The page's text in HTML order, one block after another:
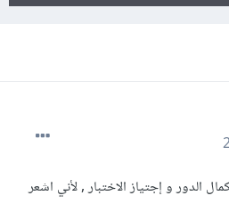
الدور و إجتياز الاختبار , لأني اشعر